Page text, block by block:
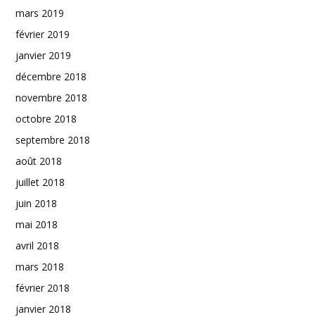
mars 2019
février 2019
janvier 2019
décembre 2018
novembre 2018
octobre 2018
septembre 2018
août 2018
juillet 2018
juin 2018
mai 2018
avril 2018
mars 2018
février 2018
janvier 2018